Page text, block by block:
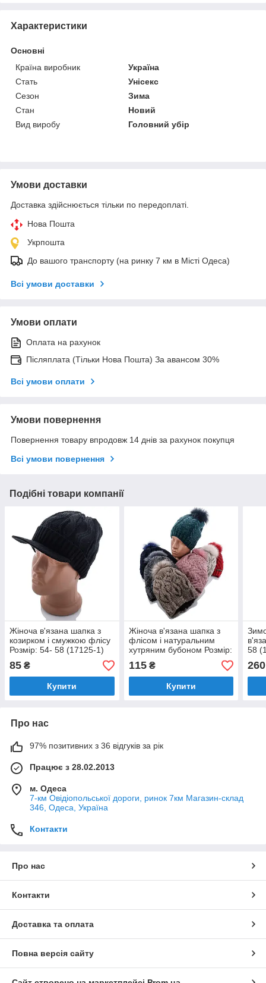
Характеристики
Основні
Країна виробник
Україна
Стать
Унісекс
Сезон
Зима
Стан
Новий
Вид виробу
Головний убір
Умови доставки
Доставка здійснюється тільки по передоплаті.
Нова Пошта
Укрпошта
До вашого транспорту (на ринку 7 км в Місті Одеса)
Всі умови доставки
Умови оплати
Оплата на рахунок
Післяплата (Тільки Нова Пошта) За авансом 30%
Всі умови оплати
Умови повернення
Повернення товару впродовж 14 днів за рахунок покупця
Всі умови повернення
Подібні товари компанії
Жіноча в'язана шапка з
козирком і смужкою флісу
Розмір: 54- 58 (17125-1)
85 ₴
Купити
Жіноча в'язана шапка з
флісом і натуральним
хутряним бубоном Розмір:
54- 58 (dn17021)
115₴
Купити
58
260
Про нас
97% позитивних з 36 відгуків за рік
Працює з 28.02.2013
м. Одеса
7-км Овідіопольської дороги, ринок 7км Магазин-склад
346, Одеса, Україна
Контакти
Про нас
Контакти
Доставка та оплата
Повна версія сайту